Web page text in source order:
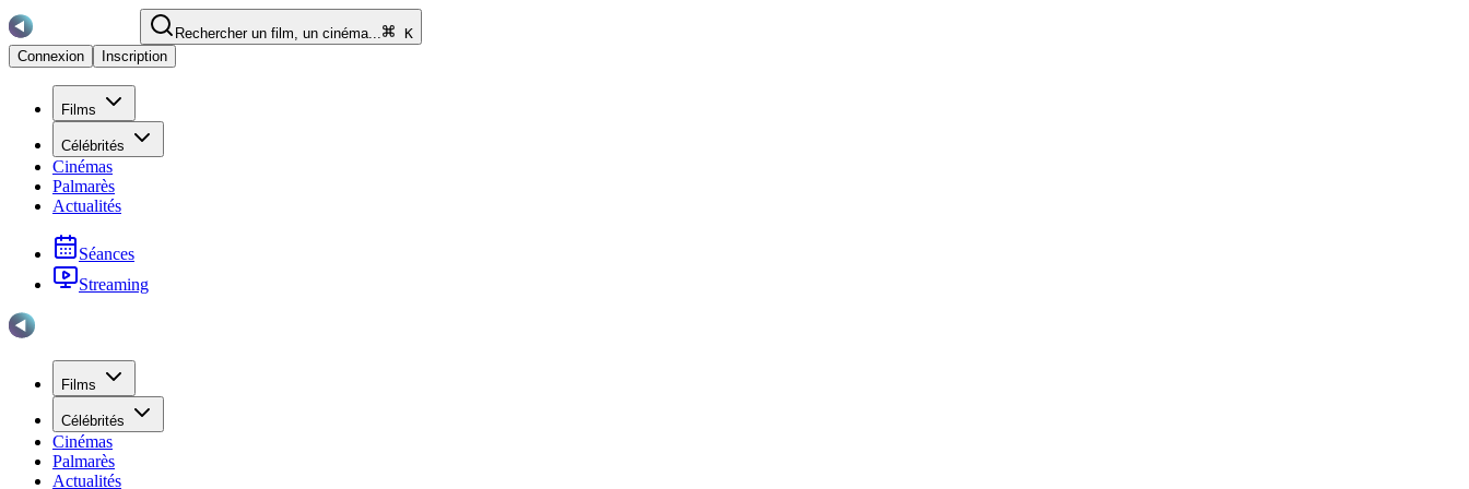
Rechercher un film, un cinéma...
K
Connexion
Inscription
Films
Célébrités
Cinémas
Palmarès
Actualités
Séances
Streaming
Films
Célébrités
Cinémas
Palmarès
Actualités